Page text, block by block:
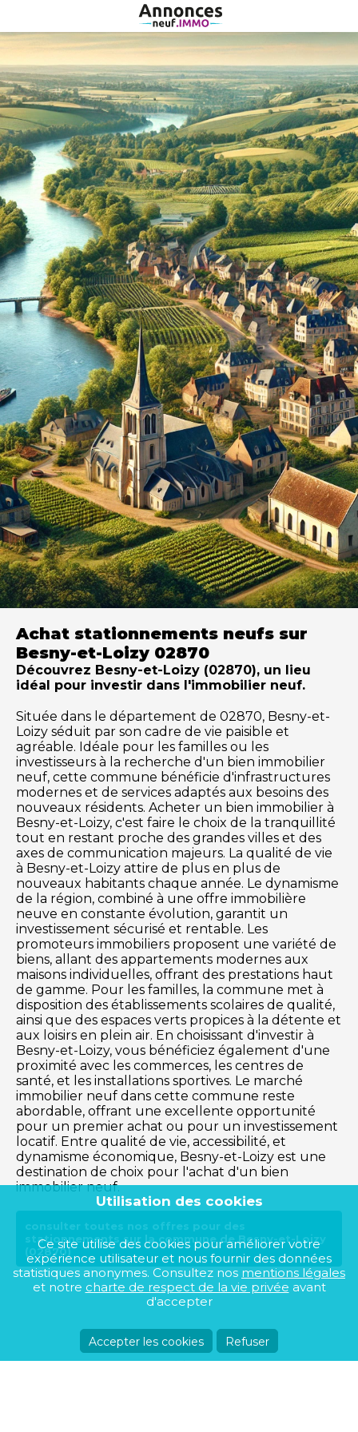
Achat stationnements neufs sur
Besny-et-Loizy 02870
Découvrez Besny-et-Loizy (02870), un lieu
idéal pour investir dans l'immobilier neuf.
Située dans le département de 02870, Besny-et-
Loizy séduit par son cadre de vie paisible et
agréable. Idéale pour les familles ou les
investisseurs à la recherche d'un bien immobilier
neuf, cette commune bénéficie d'infrastructures
modernes et de services adaptés aux besoins des
nouveaux résidents. Acheter un bien immobilier à
Besny-et-Loizy, c'est faire le choix de la tranquillité
tout en restant proche des grandes villes et des
axes de communication majeurs. La qualité de vie
à Besny-et-Loizy attire de plus en plus de
nouveaux habitants chaque année. Le dynamisme
de la région, combiné à une offre immobilière
neuve en constante évolution, garantit un
investissement sécurisé et rentable. Les
promoteurs immobiliers proposent une variété de
biens, allant des appartements modernes aux
maisons individuelles, offrant des prestations haut
de gamme. Pour les familles, la commune met à
disposition des établissements scolaires de qualité,
ainsi que des espaces verts propices à la détente et
aux loisirs en plein air. En choisissant d'investir à
Besny-et-Loizy, vous bénéficiez également d'une
proximité avec les commerces, les centres de
santé, et les installations sportives. Le marché
immobilier neuf dans cette commune reste
abordable, offrant une excellente opportunité
pour un premier achat ou pour un investissement
locatif. Entre qualité de vie, accessibilité, et
dynamisme économique, Besny-et-Loizy est une
destination de choix pour l'achat d'un bien
immobilier neuf.
consulter toutes nos offres pour des
stationnements sur la commune de Besny-et-Loizy
(02870)
Utilisation des cookies
Ce site utilise des cookies pour améliorer votre
expérience utilisateur et nous fournir des données
statistiques anonymes. Consultez nos mentions légales
et notre charte de respect de la vie privée avant
d'accepter
Accepter les cookies Refuser